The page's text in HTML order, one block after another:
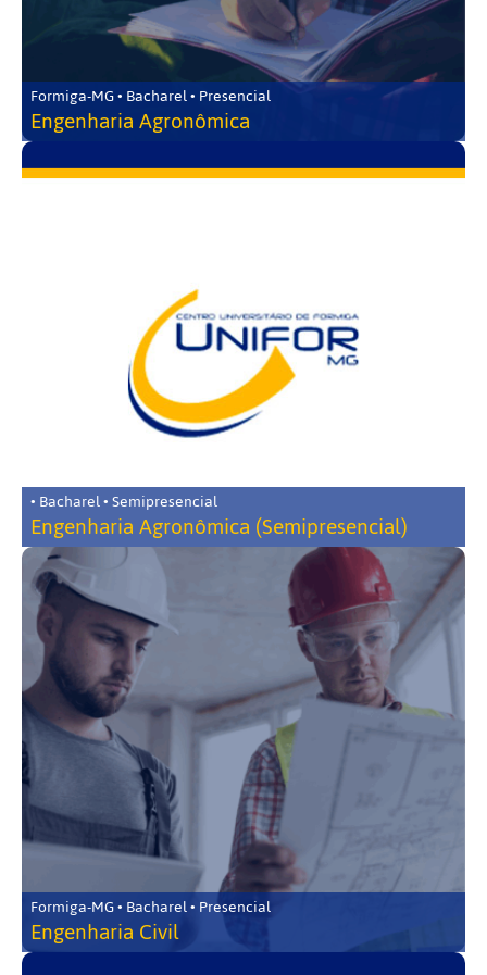
Formiga-MG • Bacharel • Presencial
Engenharia Agronômica
• Bacharel • Semipresencial
Engenharia Agronômica (Semipresencial)
Formiga-MG • Bacharel • Presencial
Engenharia Civil